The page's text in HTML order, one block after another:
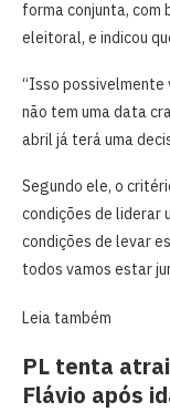
forma conjunta, com
eleitoral, e indicou
“Isso possivelmente
não tem uma data
abril já terá uma
Segundo ele, o
condições de liderar
condições de levar
todos vamos estar
Leia também
PL tenta
Flávio após